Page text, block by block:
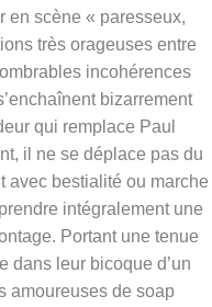
en scène « paresseux,
très orageuses entre
incohérences
bizarrement
qui remplace Paul
il ne se déplace pas du
avec bestialité ou marche
intégralement une
Portant une tenue
dans leur bicoque d’un
amoureuses de soap